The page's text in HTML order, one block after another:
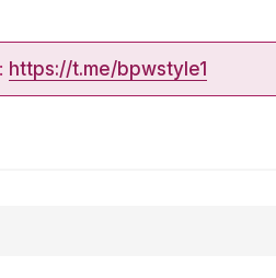
https://t.me/bpwstyle1